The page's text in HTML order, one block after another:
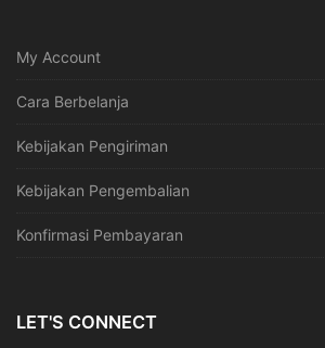
My Account
Cara Berbelanja
Kebijakan Pengiriman
Kebijakan Pengembalian
Konfirmasi Pembayaran
LET'S CONNECT